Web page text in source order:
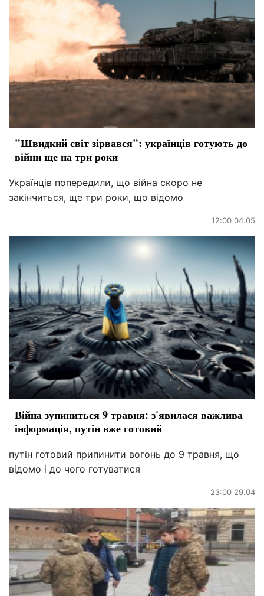
"Швидкий світ зірвався": українців готують до
війни ще на три роки
Українців попередили, що війна скоро не
закінчиться, ще три роки, що відомо
12:00 04.05
Війна зупиниться 9 травня: з'явилася важлива
інформація, путін вже готовий
путін готовий припинити вогонь до 9 травня, що
відомо і до чого готуватися
23:00 29.04